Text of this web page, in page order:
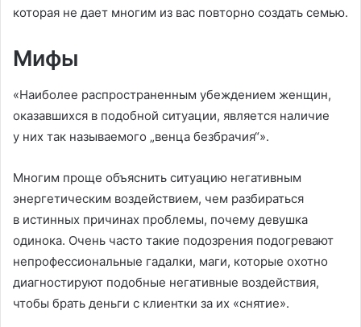
которая не дает многим из вас повторно создать семью.
Мифы
«Наиболее распространенным убеждением женщин,
оказавшихся в подобной ситуации, является наличие
у них так называемого „венца безбрачия“».
Многим проще объяснить ситуацию негативным
энергетическим воздействием, чем разбираться
в истинных причинах проблемы, почему девушка
одинока. Очень часто такие подозрения подогревают
непрофессиональные гадалки, маги, которые охотно
диагностируют подобные негативные воздействия,
чтобы брать деньги с клиентки за их «снятие».